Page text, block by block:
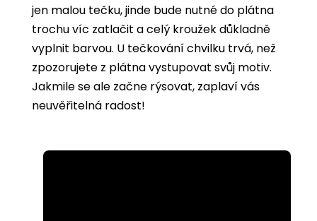
jen malou tečku, jinde bude nutné do plátna
trochu víc zatlačit a celý kroužek důkladně
vyplnit barvou. U tečkování chvilku trvá, než
zpozorujete z plátna vystupovat svůj motiv.
Jakmile se ale začne rýsovat, zaplaví vás
neuvěřitelná radost!